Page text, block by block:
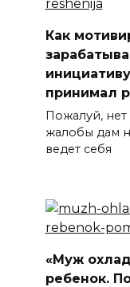
Как
принимал
Пожалуй,
жалобы дам
ведет себя
«Муж
ребенок.